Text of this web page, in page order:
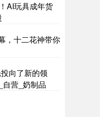
AI玩具成年货
，十二花神带你
向了新的领
营_奶制品